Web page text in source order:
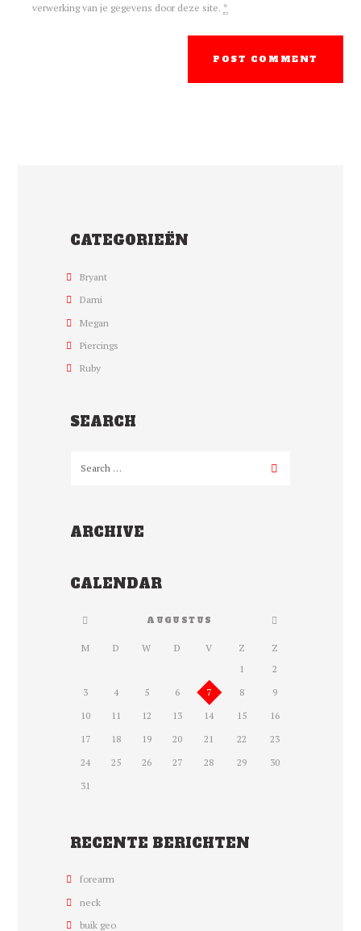
verwerking van je gegevens door deze site. *
CATEGORIEËN
Bryant
Dami
Megan
Piercings
Ruby
SEARCH
ARCHIVE
CALENDAR
AUGUSTUS
M D W D V Z
Z
1
2
3
4 5 6 7 8
9
10
11 12 13 14 15
16
17
18 19 20 21 22
23
24
25 26 27 28 29
30
31
RECENTE BERICHTEN
forearm
neck
buik geo